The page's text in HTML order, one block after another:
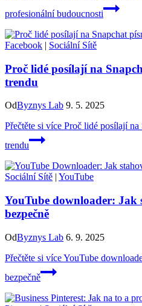
profesionální budoucnosti
Facebook | Sociální Sítě
Proč lidé posílají na
trendu
OdByznys Lab 9. 5. 2025
Přečtěte si více Proč lidé posílají na
trendu
Sociální Sítě | YouTube
YouTube downloader: Jak
bezpečně
OdByznys Lab 6. 9. 2025
Přečtěte si víceYouTube
bezpečně